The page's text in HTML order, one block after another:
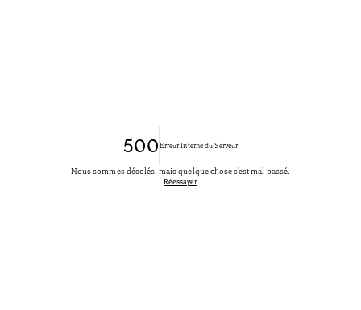
500Erreur Interne du Serveur
Nous sommes désolés, mais quelque chose s'est mal passé.
Réessayer